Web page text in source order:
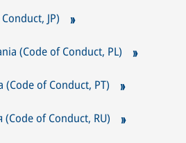
JP)
(Code of Conduct, PL)
(Code of Conduct, PT)
of Conduct, RU)